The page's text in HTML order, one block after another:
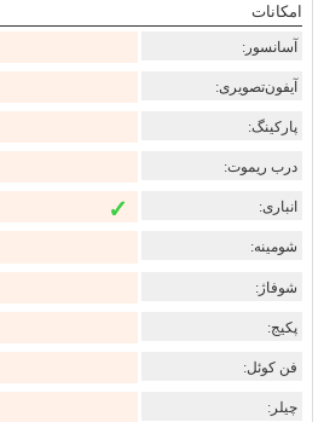
امکانات
آسانسور:
آیفون‌تصویری:
پارکینگ:
درب ریموت:
انباری: ✓
شومینه:
شوفاژ:
پکیج:
فن کوئل:
چیلر: